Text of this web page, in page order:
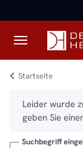
Startseite
x
Leider wurde
geben Sie
Suchbegriff